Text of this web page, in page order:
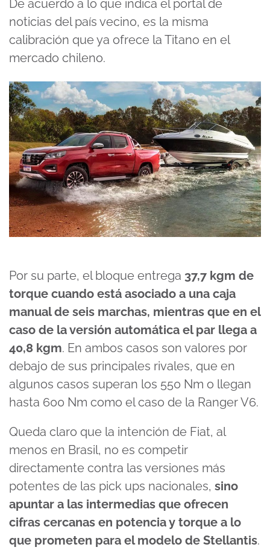
De acuerdo a lo que indica el portal de
noticias del país vecino, es la misma
calibración que ya ofrece la Titano en el
mercado chileno.
Por su parte, el bloque entrega 37,7 kgm de
torque cuando está asociado a una caja
manual de seis marchas, mientras que en el
caso de la versión automática el par llega a
40,8 kgm. En ambos casos son valores por
debajo de sus principales rivales, que en
algunos casos superan los 550 Nm o llegan
hasta 600 Nm como el caso de la Ranger V6.
Queda claro que la intención de Fiat, al
menos en Brasil, no es competir
directamente contra las versiones más
potentes de las pick ups nacionales, sino
apuntar a las intermedias que ofrecen
cifras cercanas en potencia y torque a lo
que prometen para el modelo de Stellantis.